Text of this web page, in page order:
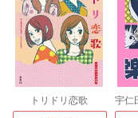
トリドリ恋歌